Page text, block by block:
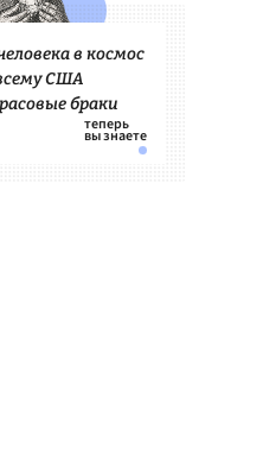
в космос
США
браки